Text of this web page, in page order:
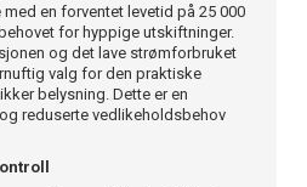
en forventet levetid på 25 000
for hyppige utskiftninger.
og det lave strømforbruket
valg for den praktiske
belysning. Dette er en
reduserte vedlikeholdsbehov